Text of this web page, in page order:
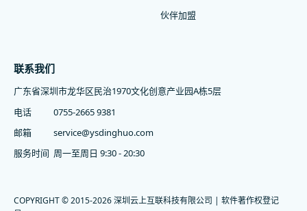
伙伴加盟
联系我们
广东省深圳市龙华区民治1970文化创意产业园A栋5层
电话
0755-2665 9381
邮箱
service@ysdinghuo.com
服务时间 周一至周日 9:30 - 20:30
COPYRIGHT © 2015-2026 深圳云上互联科技有限公司 | 软件著作权登记